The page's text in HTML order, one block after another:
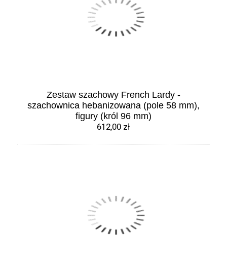
Zestaw szachowy French Lardy -
szachownica hebanizowana (pole 58 mm),
figury (król 96 mm)
612,00 zł